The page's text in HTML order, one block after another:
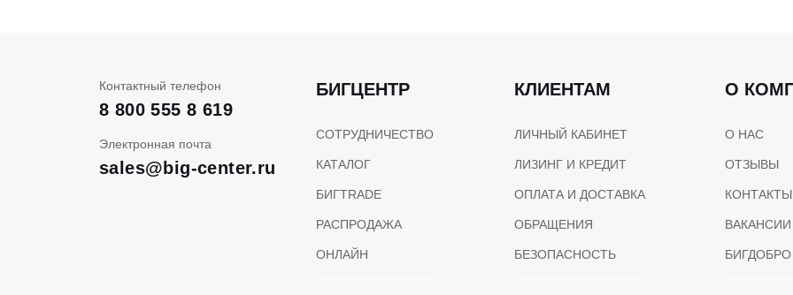
Контактный телефон
8 800 555 8 619
Электронная почта
sales@big-center.ru
БИГЦЕНТР
СОТРУДНИЧЕСТВО
КАТАЛОГ
БИГTRADE
РАСПРОДАЖА
ОНЛАЙН
КЛИЕНТАМ
ЛИЧНЫЙ КАБИНЕТ
ЛИЗИНГ И КРЕДИТ
ОПЛАТА И ДОСТАВКА
ОБРАЩЕНИЯ
БЕЗОПАСНОСТЬ
О
О НАС
ОТЗЫВЫ
КОНТАКТЫ
ВАКАНСИИ
БИГДОБРО